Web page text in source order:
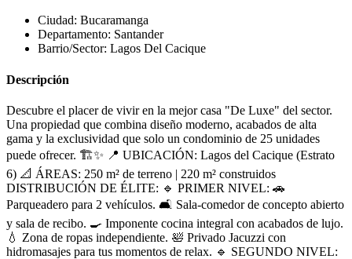
Ciudad: Bucaramanga
Departamento: Santander
Barrio/Sector: Lagos Del Cacique
Descripción
Descubre el placer de vivir en la mejor casa "De Luxe" del sector.
Una propiedad que combina diseño moderno, acabados de alta
gama y la exclusividad que solo un condominio de 25 unidades
puede ofrecer. 🏗️✨ 📍 UBICACIÓN: Lagos del Cacique (Estrato
6) 📐 ÁREAS: 250 m² de terreno | 220 m² construidos
DISTRIBUCIÓN DE ÉLITE: 🔹 PRIMER NIVEL: 🚗
Parqueadero para 2 vehículos. 🛋️ Sala-comedor de concepto abierto
y sala de recibo. 🍳 Imponente cocina integral con acabados de lujo.
💧 Zona de ropas independiente. 🛀 Privado Jacuzzi con
hidromasajes para tus momentos de relax. 🔹 SEGUNDO NIVEL: